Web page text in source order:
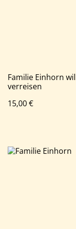
Familie Einhorn
verreisen
15,00 €